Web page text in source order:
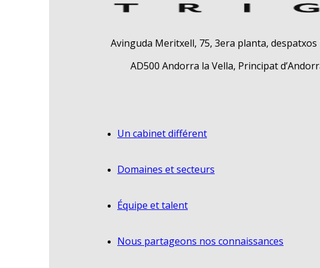
Avinguda Meritxell, 75, 3era planta, despatxos
AD500 Andorra la Vella, Principat
Un cabinet différent
Domaines et secteurs
Équipe et talent
Nous partageons nos connaissances